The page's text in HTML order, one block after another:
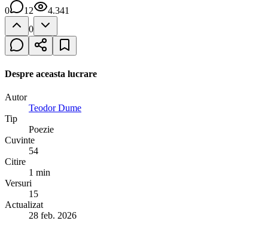
0
12
4.341
0
Despre aceasta lucrare
Autor
Teodor Dume
Tip
Poezie
Cuvinte
54
Citire
1 min
Versuri
15
Actualizat
28 feb. 2026